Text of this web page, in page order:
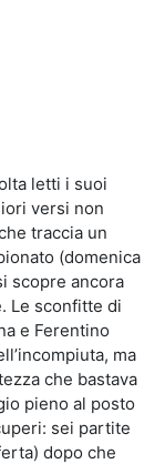
letti i suoi
versi non
traccia un
(domenica
scopre ancora
Le sconfitte di
e Ferentino
ma
che bastava
pieno al posto
sei partite
dopo che